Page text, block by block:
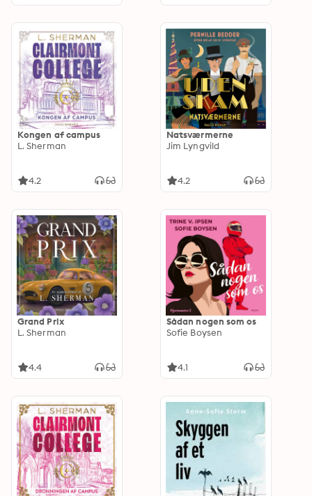
Kongen af campus
L. Sherman
4.2
Natsværmerne
Jim Lyngvild
4.2
Grand Prix
L. Sherman
4.4
Sådan nogen som os
Sofie Boysen
4.1